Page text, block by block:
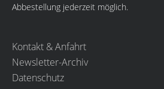
Abbestellung jederzeit möglich.
Kontakt & Anfahrt
Newsletter-Archiv
Datenschutz